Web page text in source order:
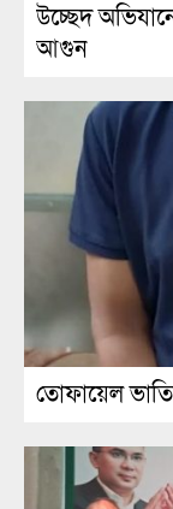
উচ্ছেদ
আগুন
তোফায়েল